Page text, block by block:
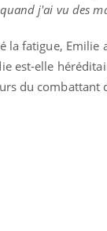
j'ai vu des
la fatigue, Emilie
est-elle
du combattant